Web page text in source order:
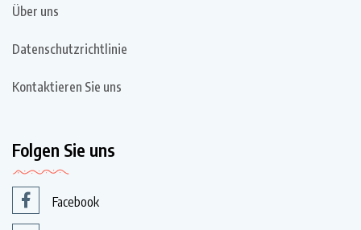
Über uns
Datenschutzrichtlinie
Kontaktieren Sie uns
Folgen Sie uns
Facebook